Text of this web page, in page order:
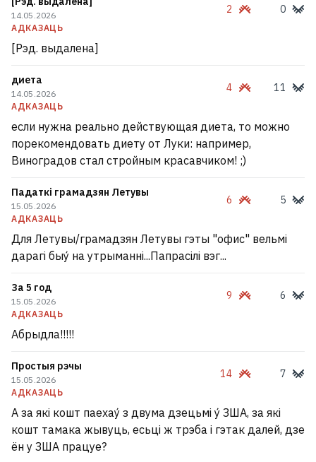
14.05.2026
АДКАЗАЦЬ
2 0
[Рэд. выдалена]
диета
14.05.2026
АДКАЗАЦЬ
4 11
если нужна реально действующая диета, то можно
порекомендовать диету от Луки: например,
Виноградов стал стройным красавчиком! ;)
Падаткі грамадзян Летувы
15.05.2026
АДКАЗАЦЬ
6 5
Для Летувы/грамадзян Летувы гэты "офис" вельмі
дарагі быу́ на утрыманні...Папрасілі вэг...
За 5 год
15.05.2026
АДКАЗАЦЬ
9 6
Абрыдла!!!!!
Простыя рэчы
15.05.2026
АДКАЗАЦЬ
14 7
А за які кошт паехау́ з двума дзецьмі у́ ЗША, за які
кошт тамака жывуць, есьці ж трэба і гэтак далей, дзе
ён у ЗША працуе?